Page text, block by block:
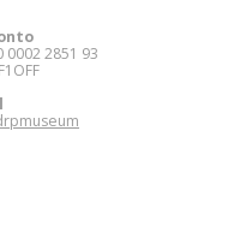
0002 2851 93